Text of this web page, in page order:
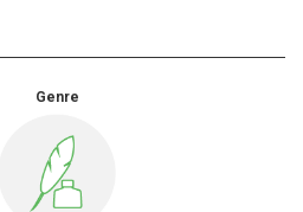
Genre